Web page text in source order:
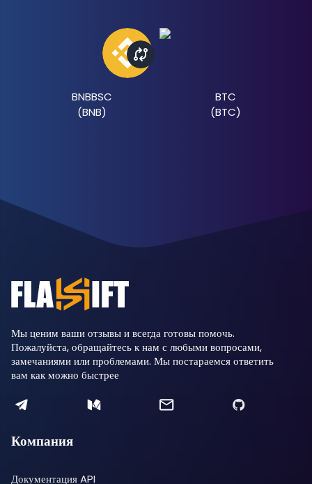
BNBBSC
(BNB)
BTC
(BTC)
Мы ценим ваши отзывы и всегда готовы помочь.
Пожалуйста, обращайтесь к нам с любыми вопросами,
замечаниями или проблемами. Мы постараемся ответить
вам как можно быстрее
Компания
Документация API